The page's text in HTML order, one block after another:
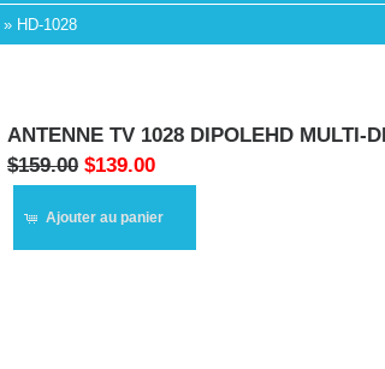
» HD-1028
ANTENNE TV 1028 DIPOLEHD MULTI-
$159.00 $139.00
Ajouter au panier